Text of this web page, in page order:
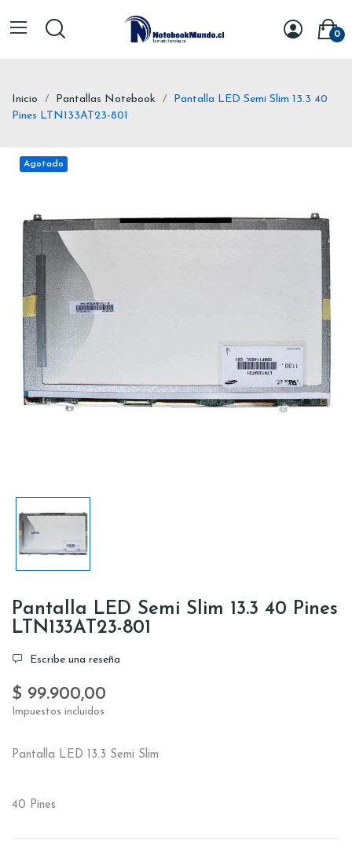
0
Inicio Pantallas Notebook
Pantalla LED Semi Slim 13.3 40
Pines LTN133AT23-801
Agotado
Pantalla LED Semi Slim 13.3 40 Pines
LTN133AT23-801
Escribe una reseña
$ 99.900,00
Impuestos incluidos
Pantalla LED 13.3 Semi Slim
40 Pines